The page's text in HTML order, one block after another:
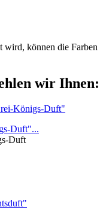
wird, können die Farben
wir Ihnen:
Duft"...
Duft